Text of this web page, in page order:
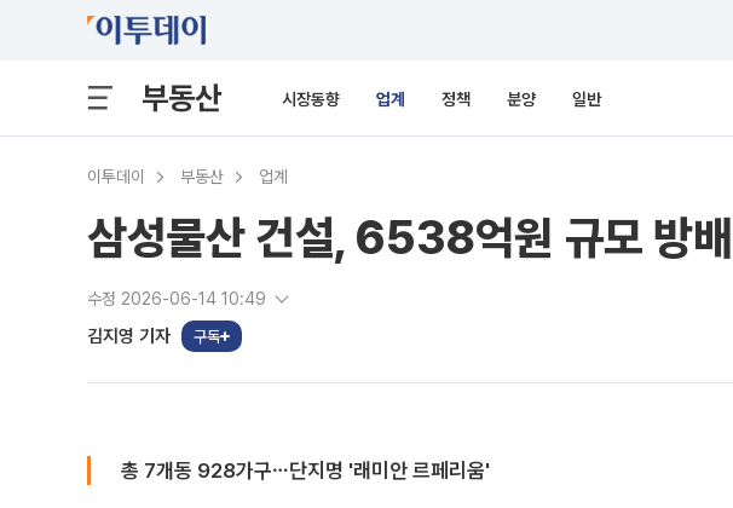
부동산 시장동향 업계 정책 분양 일반
이투데이 부동산 업계
삼성물산 건설, 6538억원 규모 방
수정 2026-06-14 10:49
김지영 기자 구독
총 7개동 928가구⋯단지명 '래미안 르페리움'